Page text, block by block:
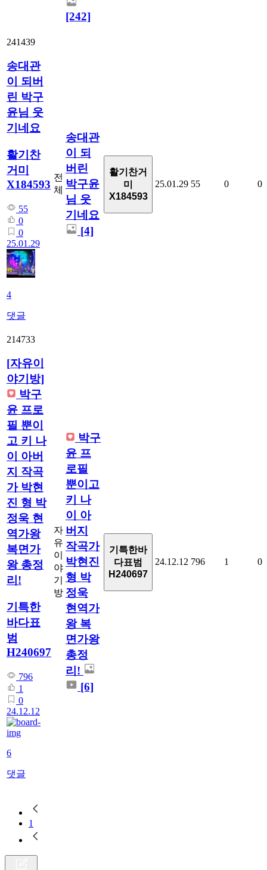
[242]
241439
송대관
이 되버
린 박구
윤님 웃
기네요
활기찬
거미
X184593
55
0
0
25.01.29
4
댓글
전
체
송대관
이 되
버린
박구윤
님 웃
기네요
[4]
활기찬거
미
X184593
25.01.29 55 0 0
214733
[자유이
야기방]
박구
윤 프로
필 뿐이
고 키 나
이 아버
지 작곡
가 박현
진 형 박
정욱 현
역가왕
복면가
왕 총정
리!
기특한
바다표
범
H240697
796
1
0
24.12.12
6
댓글
자
유
이
야
기
방
박구
윤 프
로필
뿐이고
키 나
이 아
버지
작곡가
박현진
형 박
정욱
현역가
왕 복
면가왕
총정
리!
[6]
기특한바
다표범
H240697
24.12.12 796 1 0
1